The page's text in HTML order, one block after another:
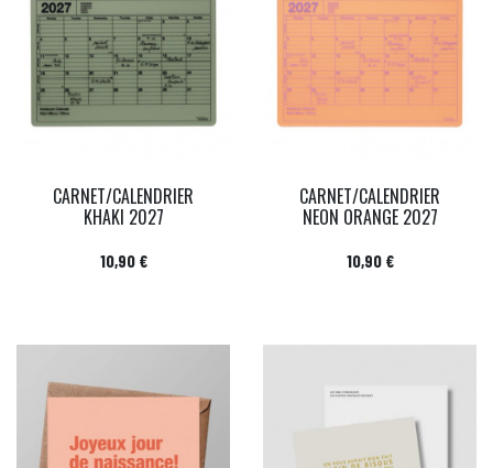
CARNET/CALENDRIER
KHAKI 2027
Prix
10,90 €
CARNET/CALENDRIER
NEON ORANGE 2027
Prix
10,90 €